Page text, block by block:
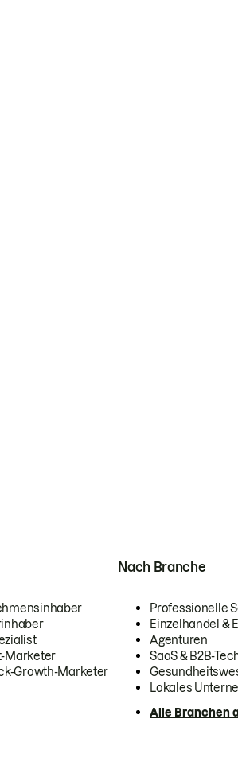
Marketer
Growth-Marketer
Nach Branche
Professionelle
Einzelhandel &
Agenturen
SaaS & B2B-
Lokales
Alle Branchen